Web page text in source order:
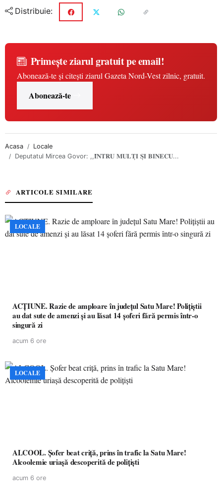
Distribuie:
Primește ziarul gratuit pe email!
Abonează-te și citești ziarul Gazeta Nord-Vest zilnic, gratuit.
Abonează-te
Acasa
Locale
Deputatul Mircea Govor: ,,𝐈̂𝐍𝐓𝐑𝐔 𝐌𝐔𝐋𝐓̦𝐈 𝐒̦𝐈 𝐁𝐈𝐍𝐄𝐂𝐔...
ARTICOLE SIMILARE
LOCALE
ACȚIUNE. Razie de amploare în județul Satu Mare! Polițiștii
au dat sute de amenzi și au lăsat 14 șoferi fără permis într-o
singură zi
acum 6 ore
LOCALE
ALCOOL. Șofer beat criță, prins în trafic la Satu Mare!
Alcoolemie uriașă descoperită de polițiști
acum 6 ore